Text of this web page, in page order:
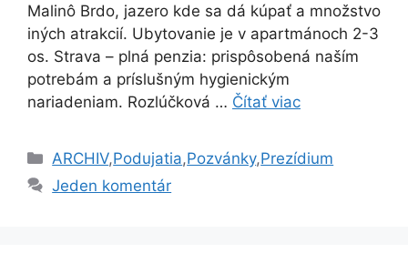
Malinô Brdo, jazero kde sa dá kúpať a množstvo
iných atrakcií. Ubytovanie je v apartmánoch 2-3
os. Strava – plná penzia: prispôsobená naším
potrebám a príslušným hygienickým
nariadeniam. Rozlúčková … Čítať viac
Kategórie
ARCHIV,Podujatia,Pozvánky,Prezídium
Jeden komentár